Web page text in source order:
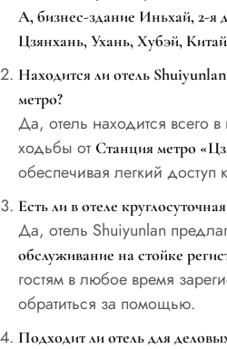
A, бизнес-здание Иньхай, 2-я
Цзянхань, Ухань, Хубэй, Китай
Находится ли отель
метро?
Да, отель находится всего в
ходьбы от Станция метро
обеспечивая легкий доступ
Есть ли в отеле
Да, отель Shuiyunlan
обслуживание на стойке
гостям в любое время
обратиться за помощью.
Подходит ли отель для